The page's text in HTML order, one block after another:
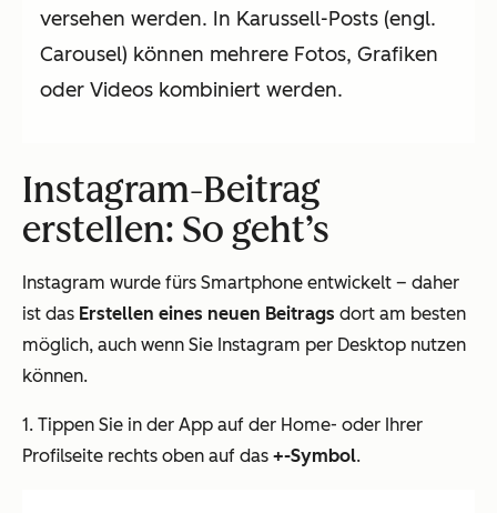
versehen werden. In Karussell-Posts (engl.
Carousel) können mehrere Fotos, Grafiken
oder Videos kombiniert werden.
Instagram-Beitrag
erstellen: So geht’s
Instagram wurde fürs Smartphone entwickelt – daher
ist das Erstellen eines neuen Beitrags dort am besten
möglich, auch wenn Sie Instagram per Desktop nutzen
können.
1. Tippen Sie in der App auf der Home- oder Ihrer
Profilseite rechts oben auf das +-Symbol.